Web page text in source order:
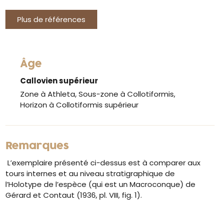
Plus de références
Âge
Callovien supérieur
Zone à Athleta, Sous-zone à Collotiformis,
Horizon à Collotiformis supérieur
Remarques
L’exemplaire présenté ci-dessus est à comparer aux
tours internes et au niveau stratigraphique de
l’Holotype de l’espèce (qui est un Macroconque) de
Gérard et Contaut (1936, pl. VIII, fig. 1).